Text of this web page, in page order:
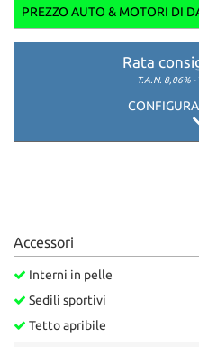
PREZZO AUTO & MOTORI DI
Rata
T.A.N. 8,06% -
Accessori
Interni in pelle
Sedili sportivi
Tetto apribile